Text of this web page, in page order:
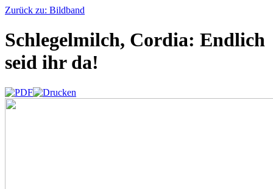
Zurück zu: Bildband
Schlegelmilch, Cordia: Endlich
seid ihr da!